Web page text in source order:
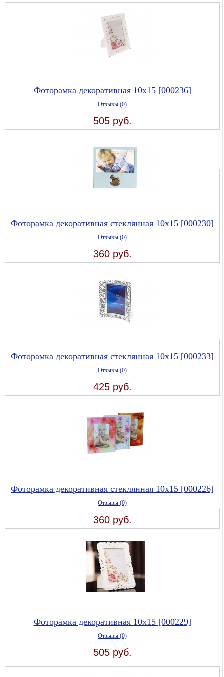
Фоторамка декоративная 10х15 [000236]
Отзывы (0)
505 руб.
Фоторамка декоративная стеклянная 10х15 [000230]
Отзывы (0)
360 руб.
Фоторамка декоративная стеклянная 10х15 [000233]
Отзывы (0)
425 руб.
Фоторамка декоративная стеклянная 10х15 [000226]
Отзывы (0)
360 руб.
Фоторамка декоративная 10х15 [000229]
Отзывы (0)
505 руб.